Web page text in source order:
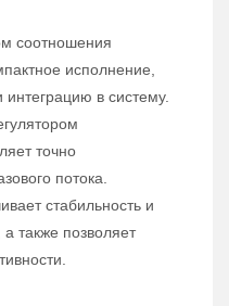
соотношения
исполнение,
интеграцию в систему.
точно
потока.
стабильность и
также позволяет